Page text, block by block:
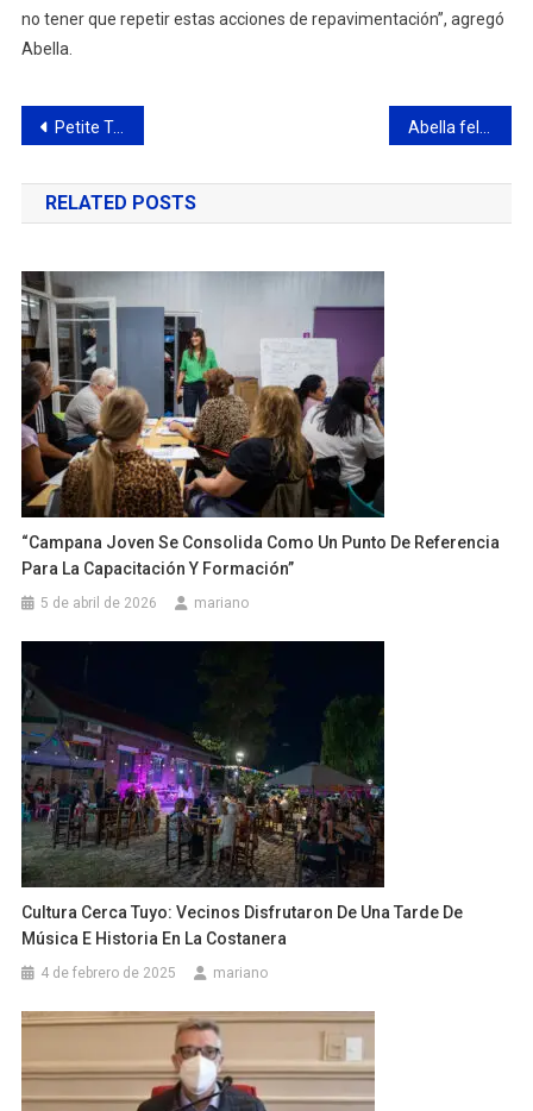
no tener que repetir estas acciones de repavimentación”, agregó
Abella.
Navegación
de
entradas
Petite Troupe, finalista de importante competencia de danza
RELATED POSTS
“Campana Joven Se Consolida Como Un Punto De Referencia
Para La Capacitación Y Formación”
5 de abril de 2026 mariano
Cultura Cerca Tuyo: Vecinos Disfrutaron De Una Tarde De
Música E Historia En La Costanera
4 de febrero de 2025 mariano